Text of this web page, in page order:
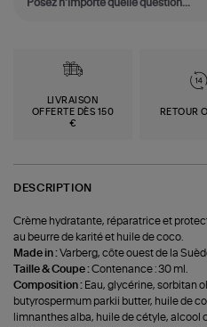
LIVRAISON
OFFERTE DÈS 150
€
RETOUR
DESCRIPTION
Crème hydratante, réparatrice et
au beurre de karité et huile de coco.
Made in :Varberg, côte ouest de la
Taille & Coupe :Contenance : 30 ml.
Composition : Eau, glycérine, sorbitan
butyrospermum parkii butter, huile de
limnanthes alba, huile de cétyle,